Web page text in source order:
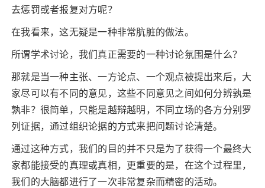
去惩罚或者报复对方呢？
在我看来，这无疑是一种非常肮脏的做法。
所谓学术讨论，我们真正需要的一种讨论氛围是什么？
那就是当一种主张、一方论点、一个观点被提出来后，大
家尽可以有不同的意见，这些不同意见之间如何分辨孰是
孰非？很简单，只能是越辩越明，不同立场的各方分别罗
列证据，通过组织论据的方式来把问题讨论清楚。
通过这种方式，我们的目的并不只是为了获得一个最终大
家都能接受的真理或真相，更重要的是，在这个过程里，
我们的大脑都进行了一次非常复杂而精密的活动。